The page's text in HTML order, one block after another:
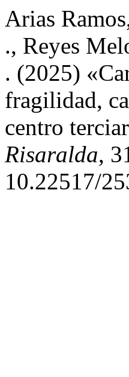
Arias
., Reyes
. (2025)
fragilidad,
centro
Risaralda,
10.22517/